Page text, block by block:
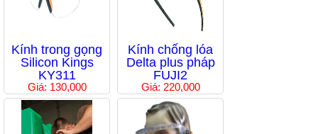
Kính trong gọng
Silicon Kings
KY311
Giá: 130,000
Kính chống lóa
Delta plus pháp
FUJI2
Giá: 220,000